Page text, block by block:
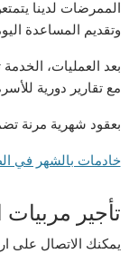
الممرضات لدينا
وتقديم المساعدة
بعد العمليات،
مع تقارير دورية
بعقود شهرية مرنة
خادمات بالشهر في
تأجير
يمكنك الاتصال على